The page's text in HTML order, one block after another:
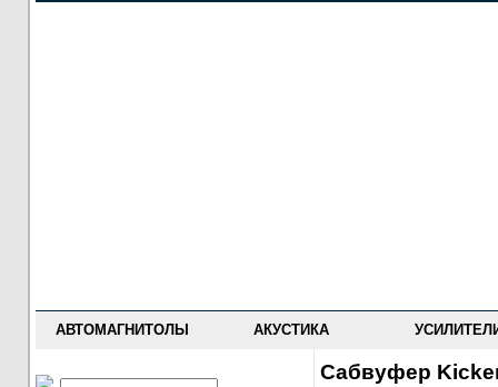
АВТОМАГНИТОЛЫ АКУСТИКА
Сабвуфер